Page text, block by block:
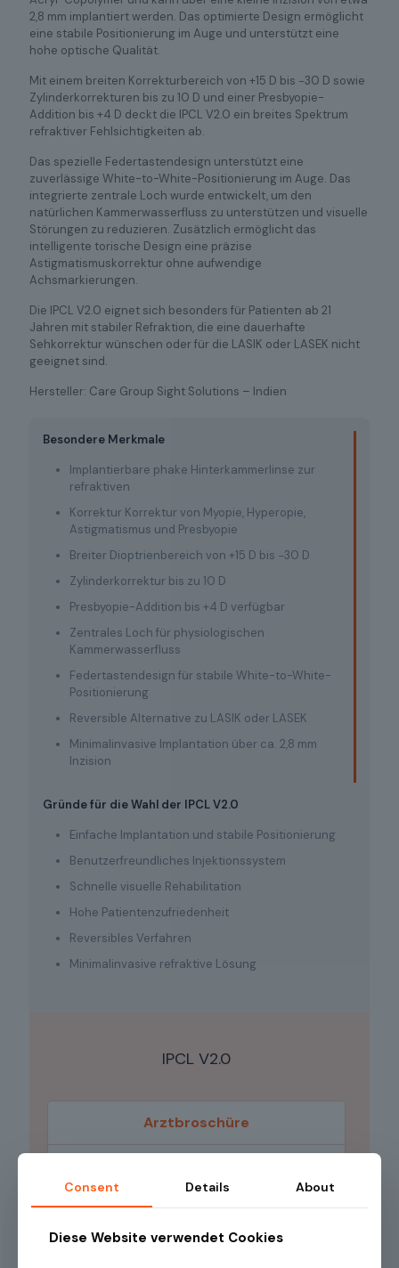
2,8 mm implantiert werden. Das optimierte Design ermöglicht
eine stabile Positionierung im Auge und unterstützt eine
hohe optische Qualität.
Mit einem breiten Korrekturbereich von +15 D bis −30 D sowie
Zylinderkorrekturen bis zu 10 D und einer Presbyopie-
Addition bis +4 D deckt die IPCL V2.0 ein breites Spektrum
refraktiver Fehlsichtigkeiten ab.
Das spezielle Federtastendesign unterstützt eine
zuverlässige White-to-White-Positionierung im Auge. Das
integrierte zentrale Loch wurde entwickelt, um den
natürlichen Kammerwasserfluss zu unterstützen und visuelle
Störungen zu reduzieren. Zusätzlich ermöglicht das
intelligente torische Design eine präzise
Astigmatismuskorrektur ohne aufwendige
Achsmarkierungen.
Die IPCL V2.0 eignet sich besonders für Patienten ab 21
Jahren mit stabiler Refraktion, die eine dauerhafte
Sehkorrektur wünschen oder für die LASIK oder LASEK nicht
geeignet sind.
Hersteller: Care Group Sight Solutions – Indien
Besondere Merkmale
Implantierbare phake Hinterkammerlinse zur
refraktiven
Korrektur Korrektur von Myopie, Hyperopie,
Astigmatismus und Presbyopie
Breiter Dioptrienbereich von +15 D bis −30 D
Zylinderkorrektur bis zu 10 D
Presbyopie-Addition bis +4 D verfügbar
Zentrales Loch für physiologischen
Kammerwasserfluss
Federtastendesign für stabile White-to-White-
Positionierung
Reversible Alternative zu LASIK oder LASEK
Minimalinvasive Implantation über ca. 2,8 mm
Inzision
Gründe für die Wahl der IPCL V2.0
Einfache Implantation und stabile Positionierung
Benutzerfreundliches Injektionssystem
Schnelle visuelle Rehabilitation
Hohe Patientenzufriedenheit
Reversibles Verfahren
Minimalinvasive refraktive Lösung
IPCL V2.0
Arztbroschüre
Download
Consent Details About
Diese Website verwendet Cookies